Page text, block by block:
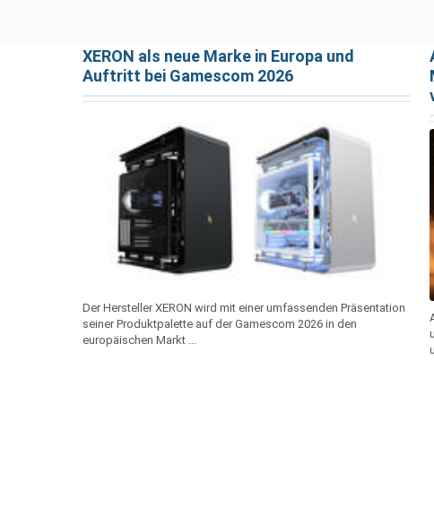
XERON als neue Marke in Europa und
Auftritt bei Gamescom 2026
Der Hersteller XERON wird mit einer umfassenden Präsentation
seiner Produktpalette auf der Gamescom 2026 in den
europäischen Markt ...